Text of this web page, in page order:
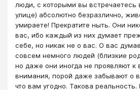
люди, с которыми вы встречаетесь
улице) абсолютно безразлично,
умираете! Прекратите ныть. Они
вас, ибо каждый из них думает
себе, но никак не о вас. О вас
совсем немного людей (близкие
но даже они иногда не проявляют к
внимания, порой даже забывают о
что вам угодно. Такова реальность.